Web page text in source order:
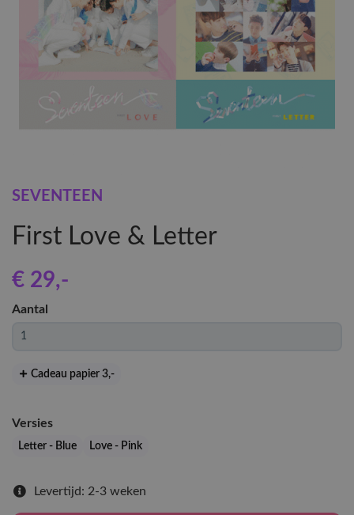
SEVENTEEN
First Love & Letter
€ 29,-
Aantal
Cadeau papier 3,-
Versies
Letter - Blue Love - Pink
Levertijd: 2-3 weken